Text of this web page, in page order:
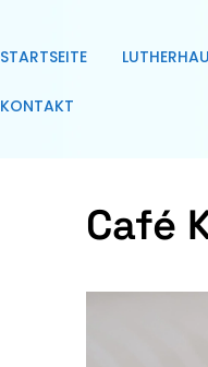
STARTSEITE
KONTAKT
Café